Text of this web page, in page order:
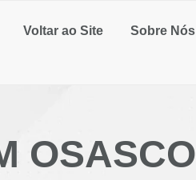
Voltar ao Site Sobre Nós
OSASCO